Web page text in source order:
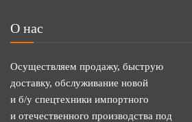
О нас
Осуществляем продажу, быструю
доставку, обслуживание новой
и б/у спецтехники импортного
и отечественного производства под